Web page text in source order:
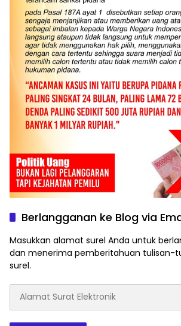
Berlangganan ke Blog via
Masukkan alamat surel Anda untuk
dan menerima pemberitahuan tulisan-
surel.
Surat
Elektronik